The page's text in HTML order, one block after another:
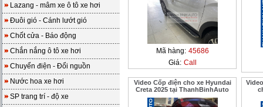
Lazang - mâm xe ô tô xe hơi
Đuôi gió - Cánh lướt gió
Chốt cửa - Báo động
Chắn nắng ô tô xe hơi
Chuyển điện - Đổi nguồn
Nước hoa xe hơi
SP trang trí - độ xe
Mã hàng: 45686
Giá: Call
Video Cốp điện cho xe Hyundai
Creta 2025 tại ThanhBinhAuto